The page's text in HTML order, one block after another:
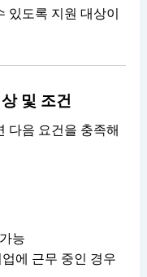
있도록 지원 대상이
및 조건
다음 요건을 충족해
능
에 근무 중인 경우